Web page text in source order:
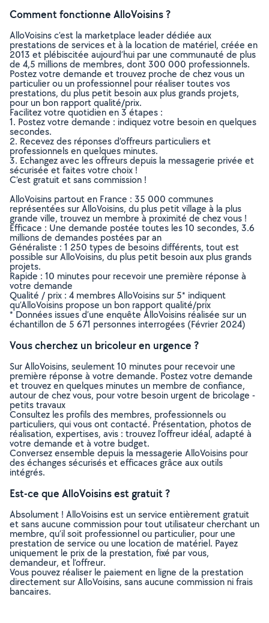
Comment fonctionne AlloVoisins ?
AlloVoisins c’est la marketplace leader dédiée aux
prestations de services et à la location de matériel, créée en
2013 et plébiscitée aujourd’hui par une communauté de plus
de 4,5 millions de membres, dont 300 000 professionnels.
Postez votre demande et trouvez proche de chez vous un
particulier ou un professionnel pour réaliser toutes vos
prestations, du plus petit besoin aux plus grands projets,
pour un bon rapport qualité/prix.
Facilitez votre quotidien en 3 étapes :
1. Postez votre demande : indiquez votre besoin en quelques
secondes.
2. Recevez des réponses d’offreurs particuliers et
professionnels en quelques minutes.
3. Echangez avec les offreurs depuis la messagerie privée et
sécurisée et faites votre choix !
C’est gratuit et sans commission !
AlloVoisins partout en France : 35 000 communes
représentées sur AlloVoisins, du plus petit village à la plus
grande ville, trouvez un membre à proximité de chez vous !
Efficace : Une demande postée toutes les 10 secondes, 3.6
millions de demandes postées par an
Généraliste : 1 250 types de besoins différents, tout est
possible sur AlloVoisins, du plus petit besoin aux plus grands
projets.
Rapide : 10 minutes pour recevoir une première réponse à
votre demande
Qualité / prix : 4 membres AlloVoisins sur 5* indiquent
qu’AlloVoisins propose un bon rapport qualité/prix
* Données issues d’une enquête AlloVoisins réalisée sur un
échantillon de 5 671 personnes interrogées (Février 2024)
Vous cherchez un bricoleur en urgence ?
Sur AlloVoisins, seulement 10 minutes pour recevoir une
première réponse à votre demande. Postez votre demande
et trouvez en quelques minutes un membre de confiance,
autour de chez vous, pour votre besoin urgent de bricolage -
petits travaux
Consultez les profils des membres, professionnels ou
particuliers, qui vous ont contacté. Présentation, photos de
réalisation, expertises, avis : trouvez l'offreur idéal, adapté à
votre demande et à votre budget.
Conversez ensemble depuis la messagerie AlloVoisins pour
des échanges sécurisés et efficaces grâce aux outils
intégrés.
Est-ce que AlloVoisins est gratuit ?
Absolument ! AlloVoisins est un service entièrement gratuit
et sans aucune commission pour tout utilisateur cherchant un
membre, qu’il soit professionnel ou particulier, pour une
prestation de service ou une location de matériel. Payez
uniquement le prix de la prestation, fixé par vous,
demandeur, et l’offreur.
Vous pouvez réaliser le paiement en ligne de la prestation
directement sur AlloVoisins, sans aucune commission ni frais
bancaires.